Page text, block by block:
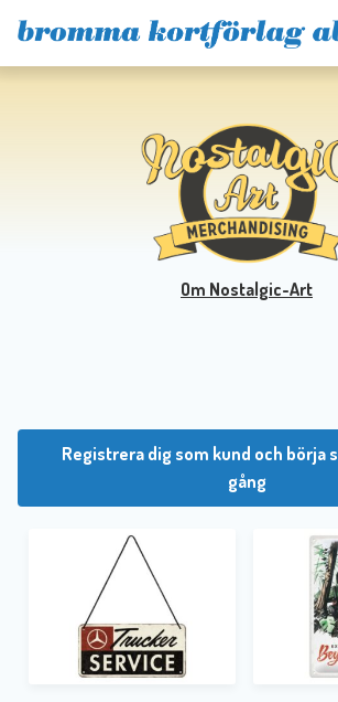
Om Nostalgic-Art
Registrera dig som kund och börja
gång